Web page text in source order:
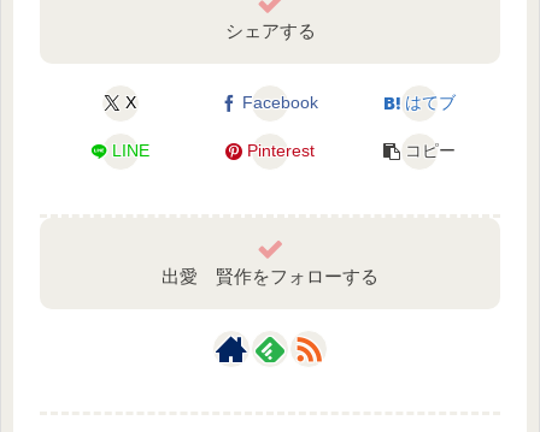
シェアする
X Facebook はてブ
LINE Pinterest コピー
出愛 賢作をフォローする